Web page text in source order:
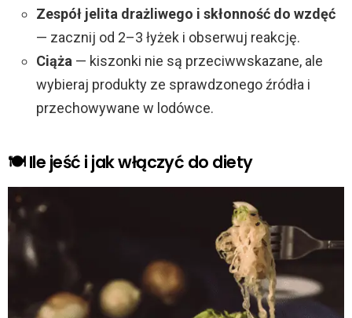
Zespół jelita drażliwego i skłonność do wzdęć
— zacznij od 2–3 łyżek i obserwuj reakcję.
Ciąża — kiszonki nie są przeciwwskazane, ale
wybieraj produkty ze sprawdzonego źródła i
przechowywane w lodówce.
🍽️ Ile jeść i jak włączyć do diety